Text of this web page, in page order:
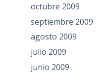
octubre 2009
septiembre 2009
agosto 2009
julio 2009
junio 2009